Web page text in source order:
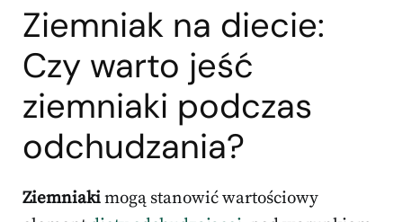
Ziemniak na diecie:
Czy warto jeść
ziemniaki podczas
odchudzania?
Ziemniakimogą stanowić wartościowy